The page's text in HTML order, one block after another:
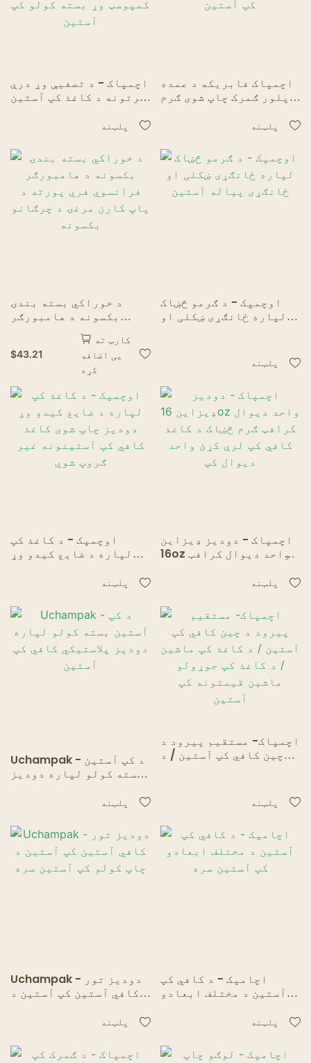
اچمپاک - د تصفیې وړ درې
پرتونه د کاغذ کپ آستین
انسولټرونه د کمپوسټ وړ
پلټنه
اچمپاک فابریکه د عمده
پلور ګمرک چاپ شوی ګرم
ضایع کیدو وړ کاغذ کافي
پلټنه
د خوراکي بسته بندۍ
بکسونه د هامبورګر
فرانسوي فري پورته د
پاپ کارن مرغۍ د چرګانو
بکسونه
$43.21
کارټ ته
یی اضافه
کړه
اوچمپک - د ګرمو څښاک
لپاره ځانګړی ښکلی او
پلټنه
اوچمپک - د کاغذ کپ
لپاره د ضایع کیدو وړ
کافي کپ آستینونه غیر
پلټنه
اچمپاک - دودیز ډیزاین
16oz واحد دیوال کرافټ
لرې کړئ واحد دیوال کپ
پلټنه
Uchampak - د کپ آستین
بسته کولو لپاره دودیز
پلټنه
اچمپاک- مستقیم پیرود د
چین کافي کپ آستین / د
پلټنه
Uchampak - دودیز تور
کافي آستین کپ آستین د
پلټنه
اچامپک - د کافي کپ
آستین د مختلف ابعادو
پلټنه